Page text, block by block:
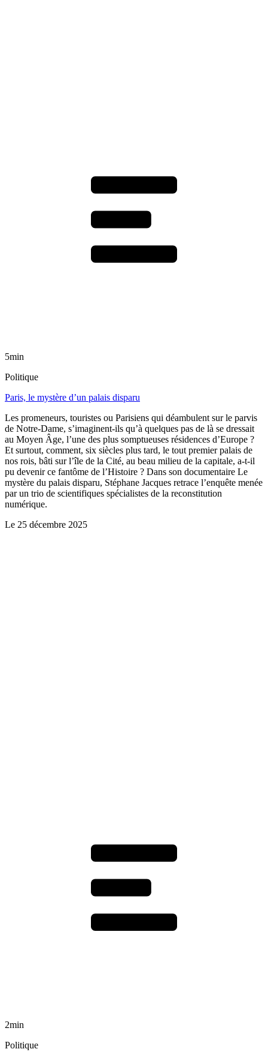
5min
Politique
Paris, le mystère d’un palais disparu
Les promeneurs, touristes ou Parisiens qui déambulent sur le parvis
de Notre-Dame, s’imaginent-ils qu’à quelques pas de là se dressait
au Moyen Âge, l’une des plus somptueuses résidences d’Europe ?
Et surtout, comment, six siècles plus tard, le tout premier palais de
nos rois, bâti sur l’île de la Cité, au beau milieu de la capitale, a-t-il
pu devenir ce fantôme de l’Histoire ? Dans son documentaire Le
mystère du palais disparu, Stéphane Jacques retrace l’enquête menée
par un trio de scientifiques spécialistes de la reconstitution
numérique.
Le 25 décembre 2025
2min
Politique